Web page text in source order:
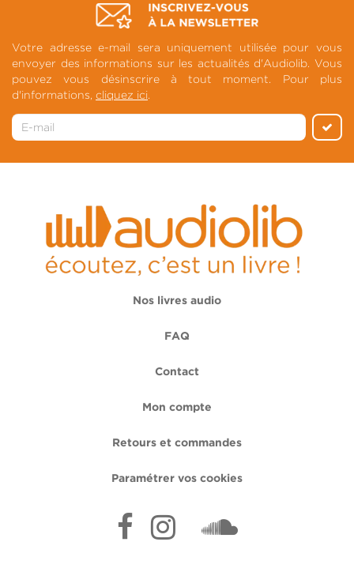
Votre adresse e-mail sera uniquement utilisée pour vous
envoyer des informations sur les actualités d'Audiolib. Vous
pouvez vous désinscrire à tout moment. Pour plus
d'informations, cliquez ici.
Nos livres audio
FAQ
Contact
Mon compte
Retours et commandes
Paramétrer vos cookies